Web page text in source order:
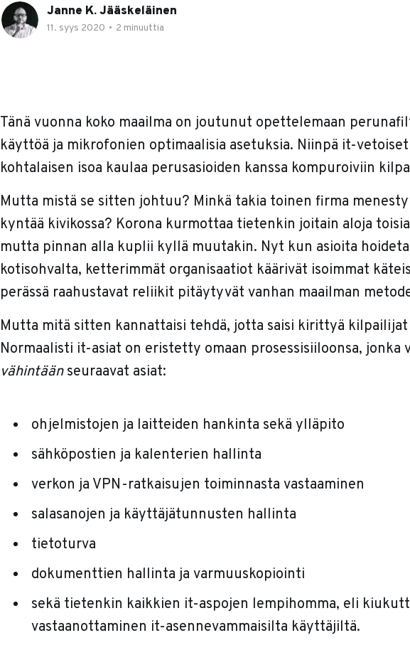
Janne K. Jääskeläinen
11. syys 2020 • 2 minuuttia
Tänä vuonna koko maailma on joutunut opettelemaan
käyttöä ja mikrofonien optimaalisia asetuksia. Niinpä it-
kohtalaisen isoa kaulaa perusasioiden kanssa kompuroiviin
Mutta mistä se sitten johtuu? Minkä takia toinen firma
kyntää kivikossa? Korona kurmottaa tietenkin joitain aloja
mutta pinnan alla kuplii kyllä muutakin. Nyt kun asioita
kotisohvalta, ketterimmät organisaatiot käärivät isoimmat
perässä raahustavat reliikit pitäytyvät vanhan maailman
Mutta mitä sitten kannattaisi tehdä, jotta saisi kirittyä
Normaalisti it-asiat on eristetty omaan prosessisiiloonsa, jonka
vähintäänseuraavat asiat:
ohjelmistojen ja laitteiden hankinta sekä ylläpito
sähköpostien ja kalenterien hallinta
verkon ja VPN-ratkaisujen toiminnasta vastaaminen
salasanojen ja käyttäjätunnusten hallinta
tietoturva
dokumenttien hallinta ja varmuuskopiointi
sekä tietenkin kaikkien it-aspojen lempihomma, eli
vastaanottaminen it-asennevammaisilta käyttäjiltä.